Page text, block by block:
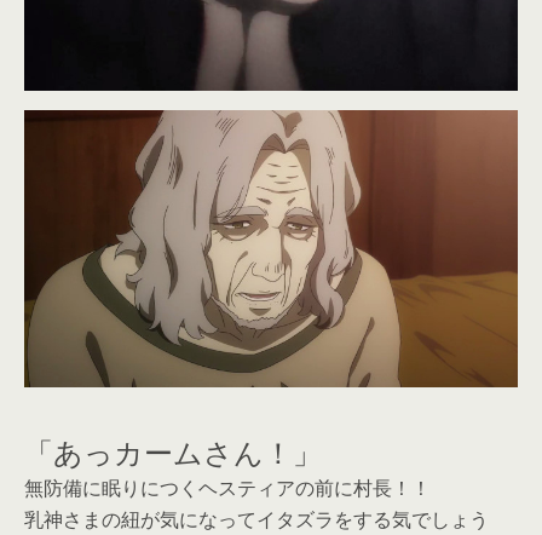
「あっカームさん！」
無防備に眠りにつくヘスティアの前に村長！！
乳神さまの紐が気になってイタズラをする気でしょう